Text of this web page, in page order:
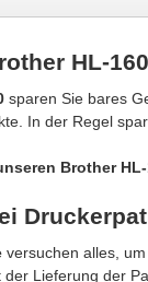
HL-
sparen Sie bares
In der Regel
Brother
versuchen alles,
Lieferung der